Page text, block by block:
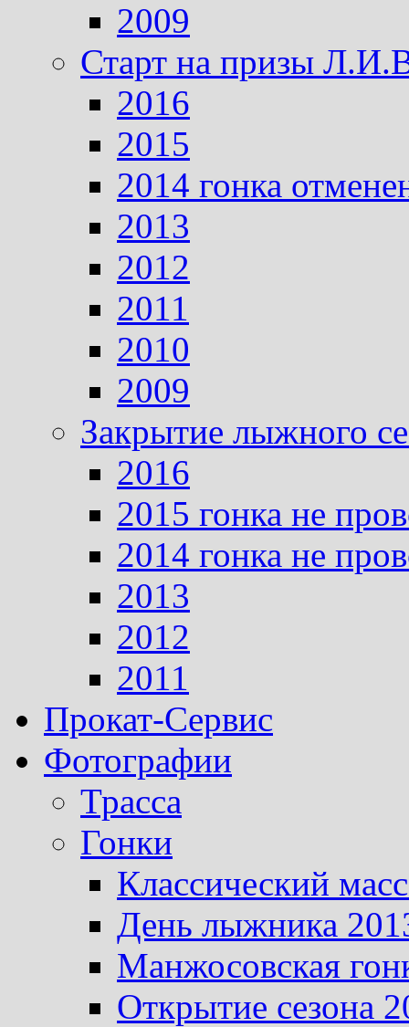
2009
Старт на призы
2016
2015
2014 гонка
2013
2012
2011
2010
2009
Закрытие лыжного
2016
2015 гонка не
2014 гонка не
2013
2012
2011
Прокат-Сервис
Фотографии
Трасса
Гонки
Классический
День лыжника
Манжосовская
Открытие сезона